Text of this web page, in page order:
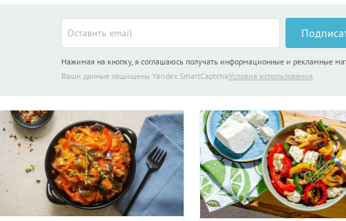
Нажимая на кнопку, я соглашаюсь получать информационные и рекламные
Ваши данные защищены Yandex SmartCaptchaУсловия использования